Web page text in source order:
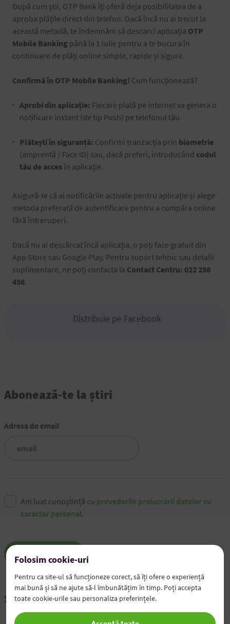
După cum știi, OTP Bank îți oferă deja posibilitatea de a
aproba plățile direct din telefon. Dacă încă nu ai trecut la
această metodă, te îndemnăm să descarci aplicația OTP
Mobile Banking până la 1 iulie pentru a te bucura în
continuare de plăți online simple, rapide și sigure.
Confirmă în OTP Mobile Banking! Cum funcționează?
Aprobi din aplicație: Fiecare plată pe internet va genera o
notificare instant (de tip Push) pe telefonul tău.
Plătești în siguranță: Confirmi tranzacția prin biometrie
(amprentă / Face ID) sau, dacă preferi, introducând codul
tău de accesîn aplicație.
Asigură-te că ai notificările activate pentru aplicație și alege
metoda preferată de autentificare pentru a cumpăra online
fără întreruperi.
Dacă nu ai descărcat încă aplicația, o poți face gratuit din
App Store sau Google Play. Pentru suport tehnic sau detalii
suplimentare, ne poți contacta la Contact Centru: 022 256
456.
Distribuie pe Facebook
Abonează-te la știri
Adresa de email
Am luat cunoștință cu prevederile prelucrării datelor cu
caracter personal.
Știri și evenimente
Folosim cookie-uri
Pentru ca site-ul să funcționeze corect, să îți ofere o experiență
mai bună și să ne ajute să-l îmbunătățim în timp. Poți accepta
toate cookie-urile sau personaliza preferințele.